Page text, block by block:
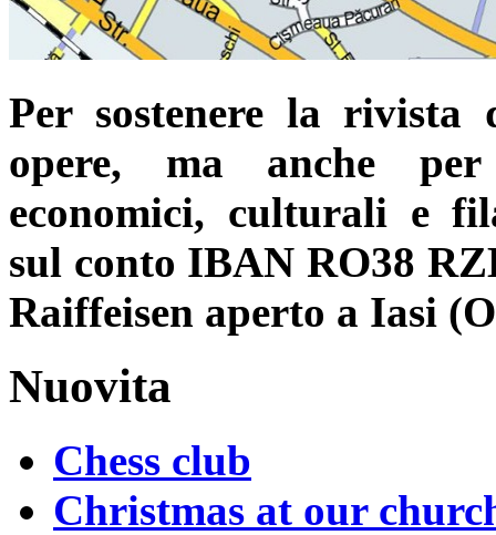
Per sostenere la
opere, ma anche
economici, culturali e
sul conto IBAN RO38
Raiffeisen aperto a Iasi
Nuovita
Chess club
Christmas at our